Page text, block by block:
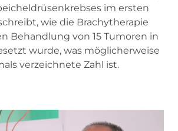
im ersten
wie die Brachytherapie
Behandlung von 15 Tumoren in
wurde, was möglicherweise
verzeichnete Zahl ist.